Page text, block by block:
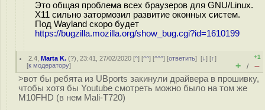
Это общая проблема всех браузеров для GNU/Linux.
X11 сильно затормозил развитие оконных систем.
Под Wayland скоро будет
https://bugzilla.mozilla.org/show_bug.cgi?id=1610199
2.4 ,Marta K. (?), 23:41, 27/02/2020 [^] [^^] [^^^] [ответить][↓] [↑]
[к модератору]
+1
+ / –
>вот бы ребята из UBports закинули драйвера в прошивку,
чтобы хотя бы Youtube смотреть можно было на том же
M10FHD (в нем Mali-T720)